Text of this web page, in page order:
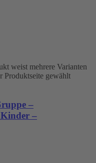
weist mehrere Varianten
Produktseite gewählt
–
–